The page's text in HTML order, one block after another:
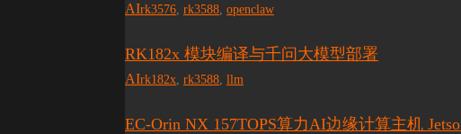
AIrk3576 rk3588 openclaw
RK182x 模块编译与千问大模型部署
AIrk182x rk3588 llm
EC-Orin NX 157TOPS算力AI边缘计算主机